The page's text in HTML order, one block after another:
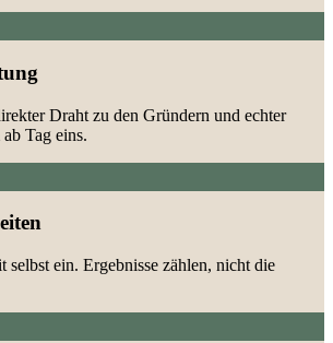
Draht zu den Gründern und echter
Tag eins.
selbst ein. Ergebnisse zählen, nicht die